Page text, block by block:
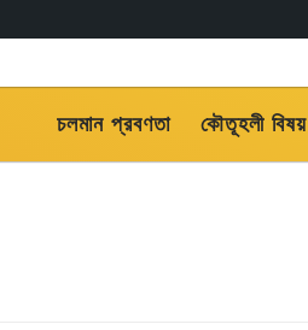
চলমান প্রবণতা কৌতূহলী বিষয়